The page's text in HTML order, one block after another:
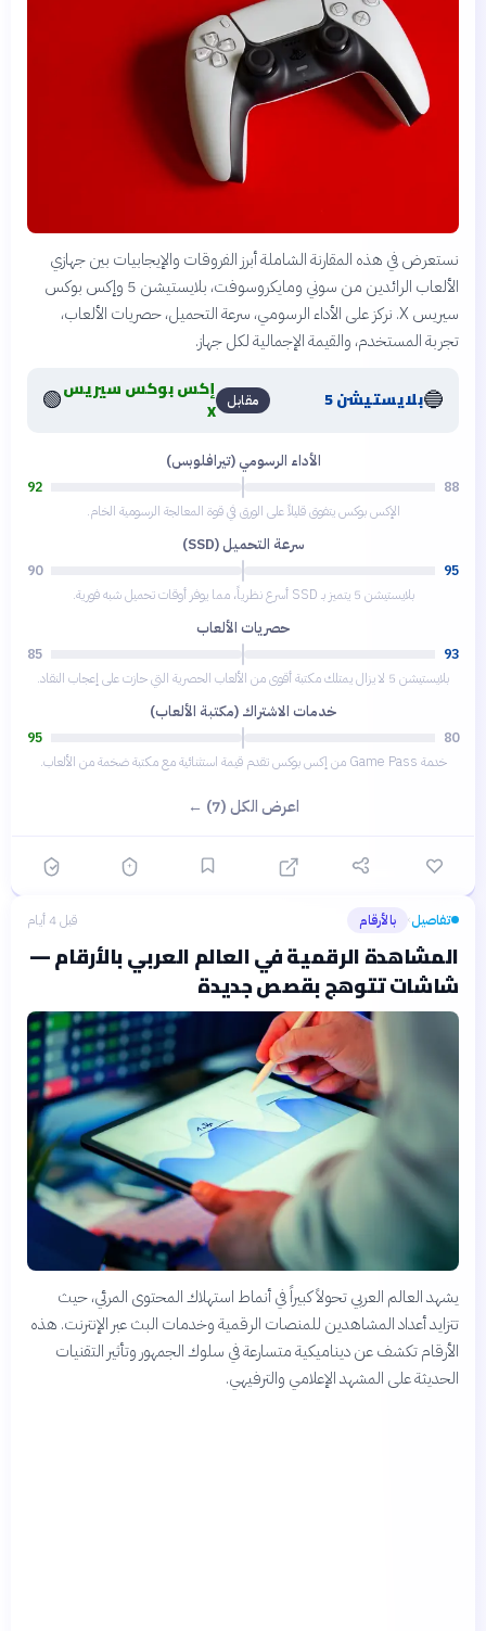
نستعرض في هذه المقارنة الشاملة أبرز الفروقات والإيجابيات بين جهازي
الألعاب الرائدين من سوني ومايكروسوفت، بلايستيشن 5 وإكس بوكس
سيريس X. نركز على الأداء الرسومي، سرعة التحميل، حصريات الألعاب،
تجربة المستخدم، والقيمة الإجمالية لكل جهاز.
🔵بلايستيشن 5 مقابل
إكس بوكس سيريس
X
🟢
الأداء الرسومي (تيرافلوبس)
88
92
الإكس بوكس يتفوق قليلاً على الورق في قوة المعالجة الرسومية الخام.
سرعة التحميل (SSD)
95
90
بلايستيشن 5 يتميز بـ SSD أسرع نظرياً، مما يوفر أوقات تحميل شبه فورية.
حصريات الألعاب
93
85
بلايستيشن 5 لا يزال يمتلك مكتبة أقوى من الألعاب الحصرية التي حازت على إعجاب النقاد.
خدمات الاشتراك (مكتبة الألعاب)
80
95
خدمة Game Pass من إكس بوكس تقدم قيمة استثنائية مع مكتبة ضخمة من الألعاب.
اعرض الكل (7) ←
تفاصيل› بالأرقام قبل 4 أيام
المشاهدة الرقمية في العالم العربي بالأرقام —
شاشات تتوهج بقصص جديدة
يشهد العالم العربي تحولاً كبيراً في أنماط استهلاك المحتوى المرئي، حيث
تتزايد أعداد المشاهدين للمنصات الرقمية وخدمات البث عبر الإنترنت. هذه
الأرقام تكشف عن ديناميكية متسارعة في سلوك الجمهور وتأثير التقنيات
الحديثة على المشهد الإعلامي والترفيهي.